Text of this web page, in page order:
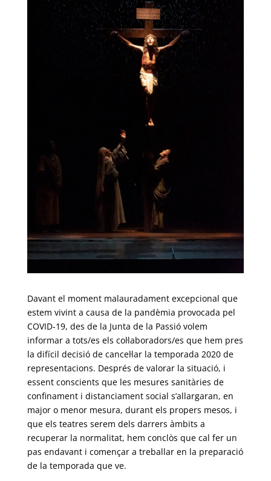
Davant el moment malauradament excepcional que
estem vivint a causa de la pandèmia provocada pel
COVID-19, des de la Junta de la Passió volem
informar a tots/es els col·laboradors/es que hem pres
la difícil decisió de cancel·lar la temporada 2020 de
representacions. Després de valorar la situació, i
essent conscients que les mesures sanitàries de
confinament i distanciament social s’allargaran, en
major o menor mesura, durant els propers mesos, i
que els teatres serem dels darrers àmbits a
recuperar la normalitat, hem conclòs que cal fer un
pas endavant i començar a treballar en la preparació
de la temporada que ve.